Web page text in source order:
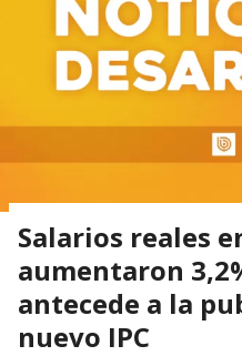
Salarios reales
aumentaron
antecede a la
nuevo IPC